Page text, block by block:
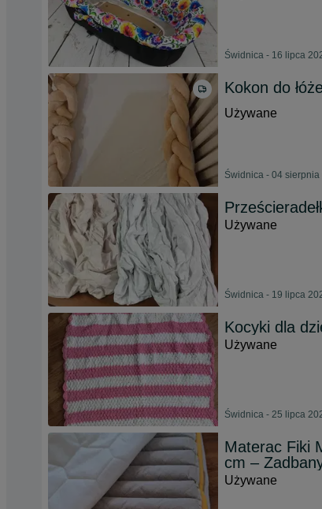
Świdnica - 16 lipca
Kokon do
Używane
Świdnica - 04 sierpnia
Używane
Świdnica - 19 lipca
Kocyki dla
Używane
Świdnica - 25 lipca
Materac Fiki
cm –
Używane